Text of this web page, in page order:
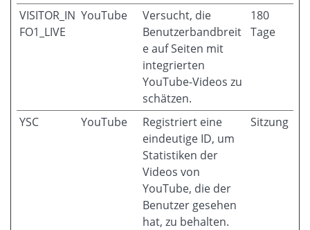
VISITOR_IN
FO1_LIVE
YouTube
Versucht, die
Benutzerbandbreit
e auf Seiten mit
integrierten
YouTube-Videos zu
schätzen.
180
Tage
YSC YouTube
Registriert eine
eindeutige ID, um
Statistiken der
Videos von
YouTube, die der
Benutzer gesehen
hat, zu behalten.
Sitzung